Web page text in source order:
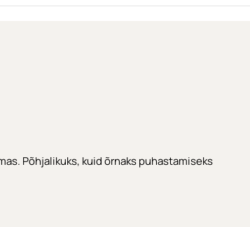
Põhjalikuks, kuid õrnaks puhastamiseks